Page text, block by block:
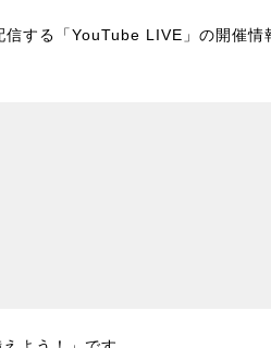
する「YouTube LIVE」の開催情